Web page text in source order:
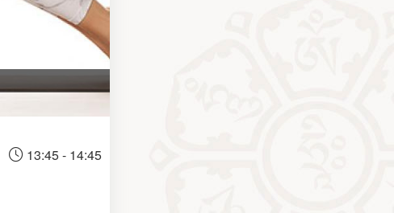
13:45 - 14:45